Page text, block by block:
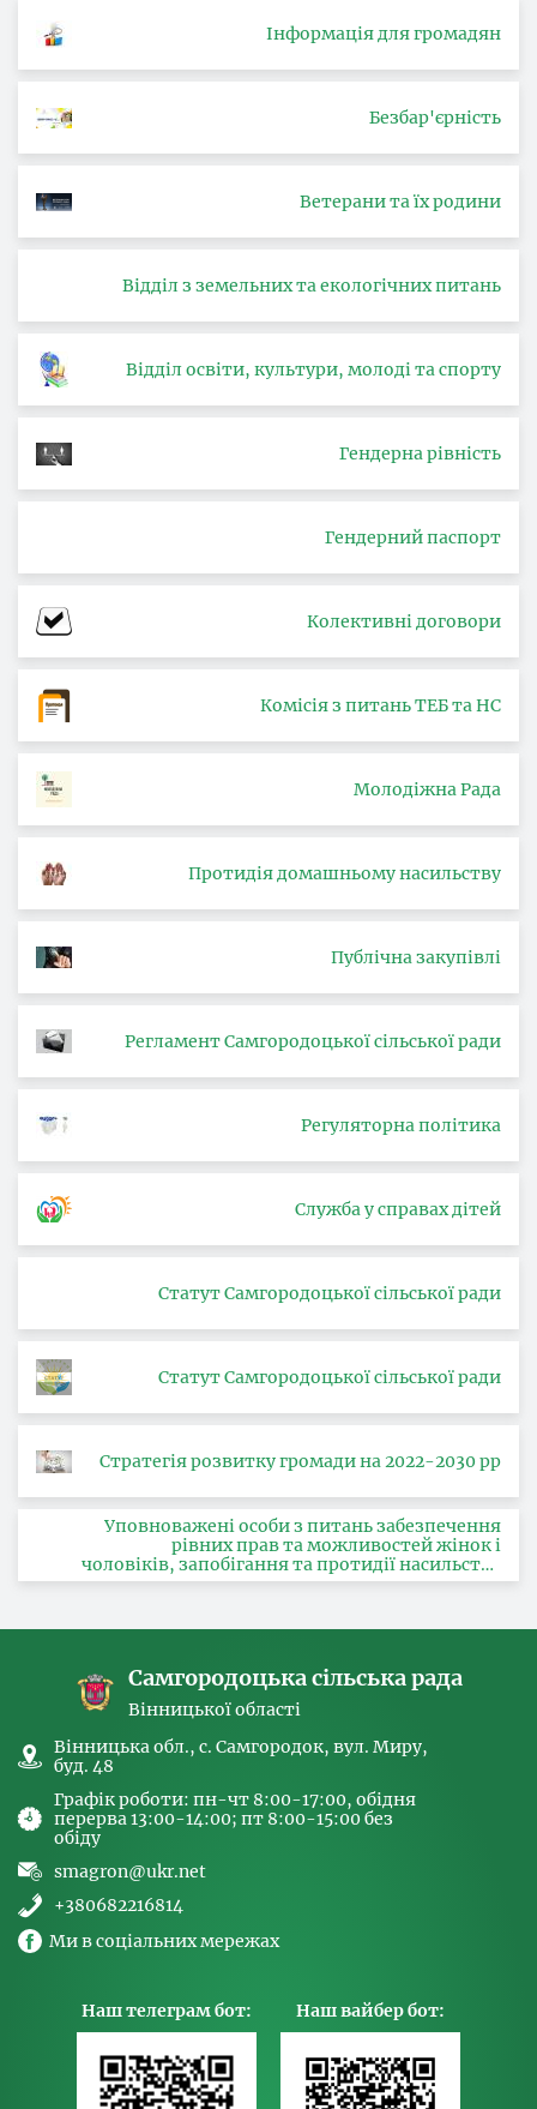
Інформація для громадян
Безбар'єрність
Ветерани та їх родини
Відділ з земельних та екологічних питань
Відділ освіти, культури, молоді та спорту
Гендерна рівність
Гендерний паспорт
Колективні договори
Комісія з питань ТЕБ та НС
Молодіжна Рада
Протидія домашньому насильству
Публічна закупівлі
Регламент Самгородоцької сільської ради
Регуляторна політика
Служба у справах дітей
Статут Самгородоцької сільської ради
Статут Самгородоцької сільської ради
Стратегія розвитку громади на 2022-2030 рр
Уповноважені особи з питань забезпечення
рівних прав та можливостей жінок і
чоловіків, запобігання та протидії насильству
за ознакою статі, з питань здійснення заходів,
Самгородоцька сільська рада
Вінницької області
Вінницька обл., с. Самгородок, вул. Миру,
буд. 48
Графік роботи: пн-чт 8:00-17:00, обідня
перерва 13:00-14:00; пт 8:00-15:00 без
обіду
smagron@ukr.net
+380682216814
Ми в соціальних мережах
Наш телеграм бот: Наш вайбер бот: